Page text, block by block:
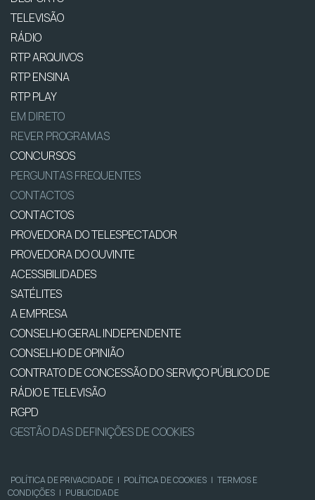
TELEVISÃO
RÁDIO
RTP ARQUIVOS
RTP ENSINA
RTP PLAY
EM DIRETO
REVER PROGRAMAS
CONCURSOS
PERGUNTAS FREQUENTES
CONTACTOS
CONTACTOS
PROVEDORA DO TELESPECTADOR
PROVEDORA DO OUVINTE
ACESSIBILIDADES
SATÉLITES
A EMPRESA
CONSELHO GERAL INDEPENDENTE
CONSELHO DE OPINIÃO
CONTRATO DE CONCESSÃO DO SERVIÇO PÚBLICO DE
RÁDIO E TELEVISÃO
RGPD
GESTÃO DAS DEFINIÇÕES DE COOKIES
POLÍTICA DE PRIVACIDADE | POLÍTICA DE COOKIES | TERMOS E
CONDIÇÕES | PUBLICIDADE